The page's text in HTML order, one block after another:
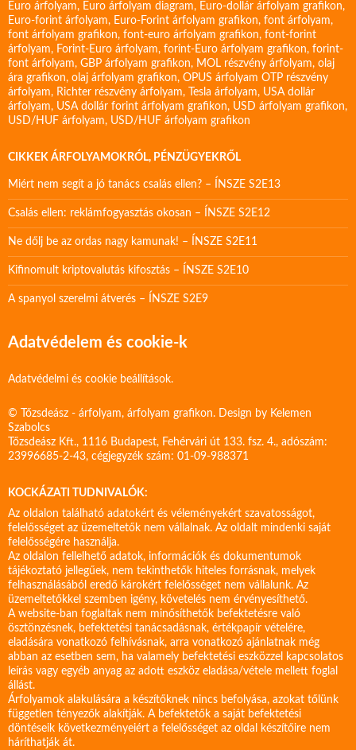
Euro árfolyam, Euro árfolyam diagram, Euro-dollár árfolyam grafikon,
Euro-forint árfolyam, Euro-Forint árfolyam grafikon, font árfolyam,
font árfolyam grafikon, font-euro árfolyam grafikon, font-forint
árfolyam, Forint-Euro árfolyam, forint-Euro árfolyam grafikon, forint-
font árfolyam, GBP árfolyam grafikon, MOL részvény árfolyam, olaj
ára grafikon, olaj árfolyam grafikon, OPUS árfolyam OTP részvény
árfolyam, Richter részvény árfolyam, Tesla árfolyam, USA dollár
árfolyam, USA dollár forint árfolyam grafikon, USD árfolyam grafikon,
USD/HUF árfolyam, USD/HUF árfolyam grafikon
CIKKEK ÁRFOLYAMOKRÓL, PÉNZÜGYEKRŐL
Miért nem segít a jó tanács csalás ellen? – ÍNSZE S2E13
Csalás ellen: reklámfogyasztás okosan – ÍNSZE S2E12
Ne dőlj be az ordas nagy kamunak! – ÍNSZE S2E11
Kifinomult kriptovalutás kifosztás – ÍNSZE S2E10
A spanyol szerelmi átverés – ÍNSZE S2E9
Adatvédelem és cookie-k
Adatvédelmi és cookie beállítások.
© Tőzsdeász - árfolyam, árfolyam grafikon. Design by Kelemen
Szabolcs
Tőzsdeász Kft., 1116 Budapest, Fehérvári út 133. fsz. 4., adószám:
23996685-2-43, cégjegyzék szám: 01-09-988371
KOCKÁZATI TUDNIVALÓK:
Az oldalon található adatokért és véleményekért szavatosságot,
felelősséget az üzemeltetők nem vállalnak. Az oldalt mindenki saját
felelősségére használja.
Az oldalon fellelhető adatok, információk és dokumentumok
tájékoztató jellegűek, nem tekinthetők hiteles forrásnak, melyek
felhasználásából eredő károkért felelősséget nem vállalunk. Az
üzemeltetőkkel szemben igény, követelés nem érvényesíthető.
A website-ban foglaltak nem minősíthetők befektetésre való
ösztönzésnek, befektetési tanácsadásnak, értékpapír vételére,
eladására vonatkozó felhívásnak, arra vonatkozó ajánlatnak még
abban az esetben sem, ha valamely befektetési eszközzel kapcsolatos
leírás vagy egyéb anyag az adott eszköz eladása/vétele mellett foglal
állást.
Árfolyamok alakulására a készítőknek nincs befolyása, azokat tőlünk
független tényezők alakítják. A befektetők a saját befektetési
döntéseik következményeiért a felelősséget az oldal készítőire nem
háríthatják át.